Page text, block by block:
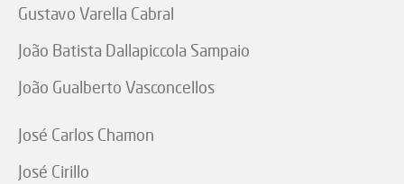
Gustavo Varella Cabral
João Batista Dallapiccola Sampaio
João Gualberto Vasconcellos
José Carlos Chamon
José Cirillo